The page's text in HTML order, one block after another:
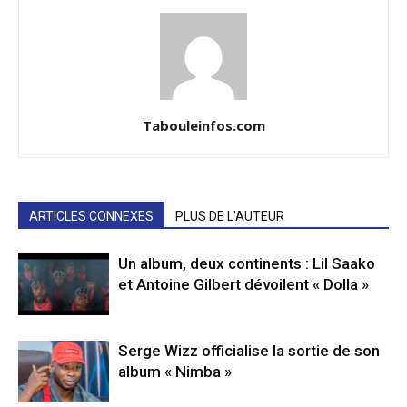
Tabouleinfos.com
ARTICLES CONNEXES PLUS DE L'AUTEUR
Un album, deux continents : Lil Saako
et Antoine Gilbert dévoilent « Dolla »
Serge Wizz officialise la sortie de son
album « Nimba »